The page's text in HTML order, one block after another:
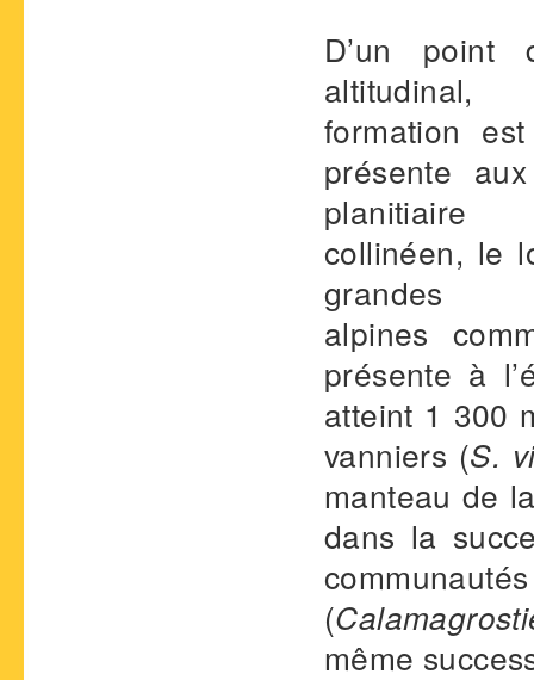
D’un point
formation
présente
collinéen, le
grandes
alpines
présente à
atteint 1 300
vanniers (S.
manteau de
dans la
(
même